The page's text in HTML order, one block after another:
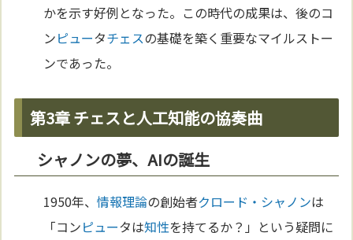
かを示す好例となった。この時代の成果は、後のコ
ンピュータチェスの基礎を築く重要なマイルストー
ンであった。
第3章 チェスと人工知能の協奏曲
シャノンの夢、AIの誕生
1950年、情報理論の創始者クロード・シャノンは
「コンピュータは知性を持てるか？」という疑問に